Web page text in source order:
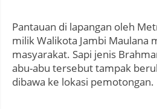
Pantauan di lapangan oleh
milik Walikota Jambi Maulana
masyarakat. Sapi jenis
abu-abu tersebut tampak
dibawa ke lokasi pemotongan.